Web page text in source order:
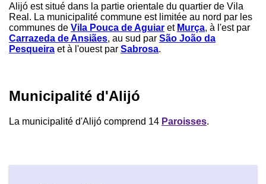
Alijó est situé dans la partie orientale du quartier de Vila
Real. La municipalité commune est limitée au nord par les
communes de Vila Pouca de Aguiar et Murça, à l'est par
Carrazeda de Ansiães, au sud par São João da
Pesqueira et à l'ouest par Sabrosa.
Municipalité d'Alijó
La municipalité d'Alijó comprend 14 Paroisses.